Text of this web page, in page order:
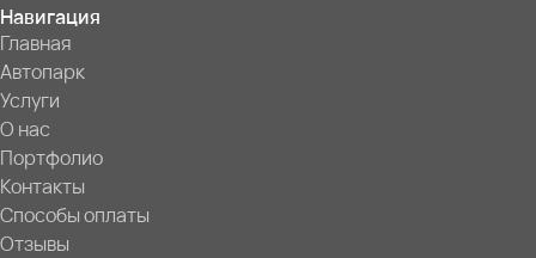
Навигация
Главная
Автопарк
Услуги
О нас
Портфолио
Контакты
Способы оплаты
Отзывы